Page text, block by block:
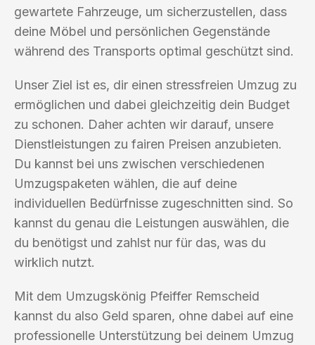
gewartete Fahrzeuge, um sicherzustellen, dass
deine Möbel und persönlichen Gegenstände
während des Transports optimal geschützt sind.
Unser Ziel ist es, dir einen stressfreien Umzug zu
ermöglichen und dabei gleichzeitig dein Budget
zu schonen. Daher achten wir darauf, unsere
Dienstleistungen zu fairen Preisen anzubieten.
Du kannst bei uns zwischen verschiedenen
Umzugspaketen wählen, die auf deine
individuellen Bedürfnisse zugeschnitten sind. So
kannst du genau die Leistungen auswählen, die
du benötigst und zahlst nur für das, was du
wirklich nutzt.
Mit dem Umzugskönig Pfeiffer Remscheid
kannst du also Geld sparen, ohne dabei auf eine
professionelle Unterstützung bei deinem Umzug